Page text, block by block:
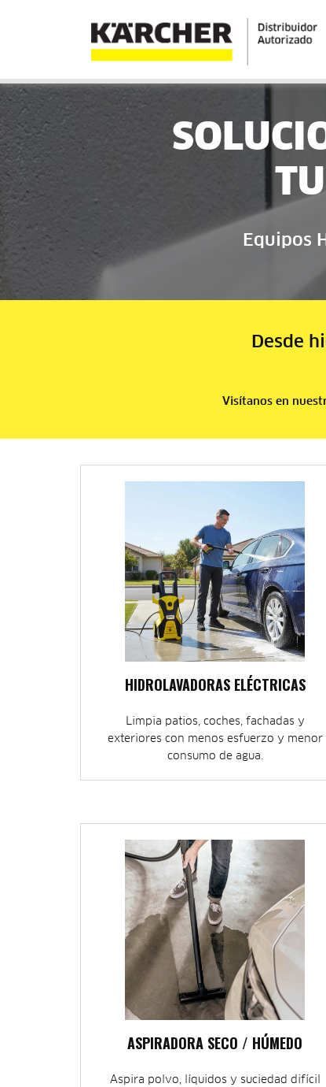
Equipos
Desde
Visítanos en
HIDROLAVADORAS ELÉCTRICAS
Limpia patios, coches, fachadas y
exteriores con menos esfuerzo y menor
consumo de agua.
ASPIRADORA SECO / HÚMEDO
Aspira polvo, líquidos y suciedad difícil